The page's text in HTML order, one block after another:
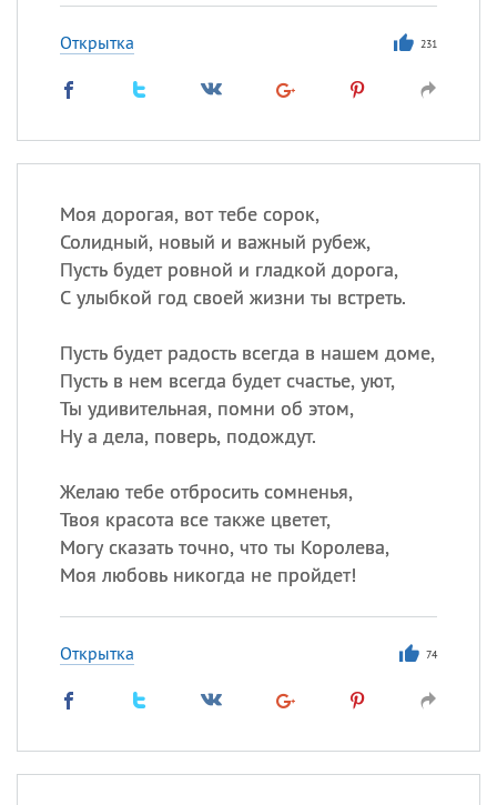
Открытка 231
Моя дорогая, вот тебе сорок,
Солидный, новый и важный рубеж,
Пусть будет ровной и гладкой дорога,
С улыбкой год своей жизни ты встреть.
Пусть будет радость всегда в нашем доме,
Пусть в нем всегда будет счастье, уют,
Ты удивительная, помни об этом,
Ну а дела, поверь, подождут.
Желаю тебе отбросить сомненья,
Твоя красота все также цветет,
Могу сказать точно, что ты Королева,
Моя любовь никогда не пройдет!
Открытка 74